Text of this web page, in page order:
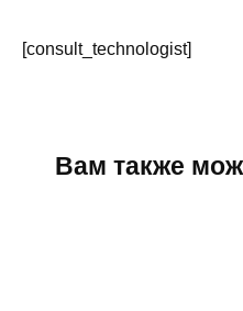
[consult_technologist]
Вам также